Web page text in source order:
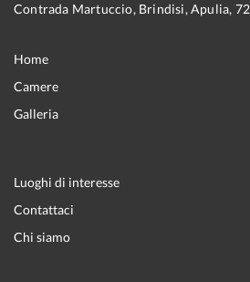
Contrada Martuccio, Brindisi, Apulia,
Home
Camere
Galleria
Luoghi di interesse
Contattaci
Chi siamo